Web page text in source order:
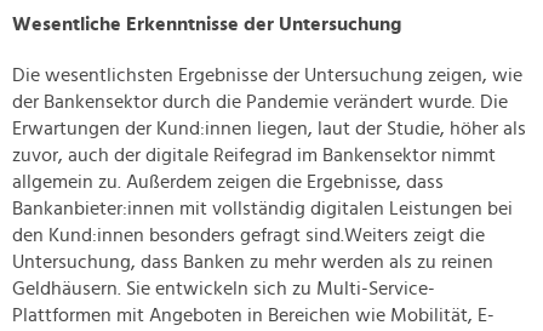
Wesentliche Erkenntnisse der Untersuchung
Die wesentlichsten Ergebnisse der Untersuchung zeigen, wie
der Bankensektor durch die Pandemie verändert wurde. Die
Erwartungen der Kund:innen liegen, laut der Studie, höher als
zuvor, auch der digitale Reifegrad im Bankensektor nimmt
allgemein zu. Außerdem zeigen die Ergebnisse, dass
Bankanbieter:innen mit vollständig digitalen Leistungen bei
den Kund:innen besonders gefragt sind.Weiters zeigt die
Untersuchung, dass Banken zu mehr werden als zu reinen
Geldhäusern. Sie entwickeln sich zu Multi-Service-
Plattformen mit Angeboten in Bereichen wie Mobilität, E-